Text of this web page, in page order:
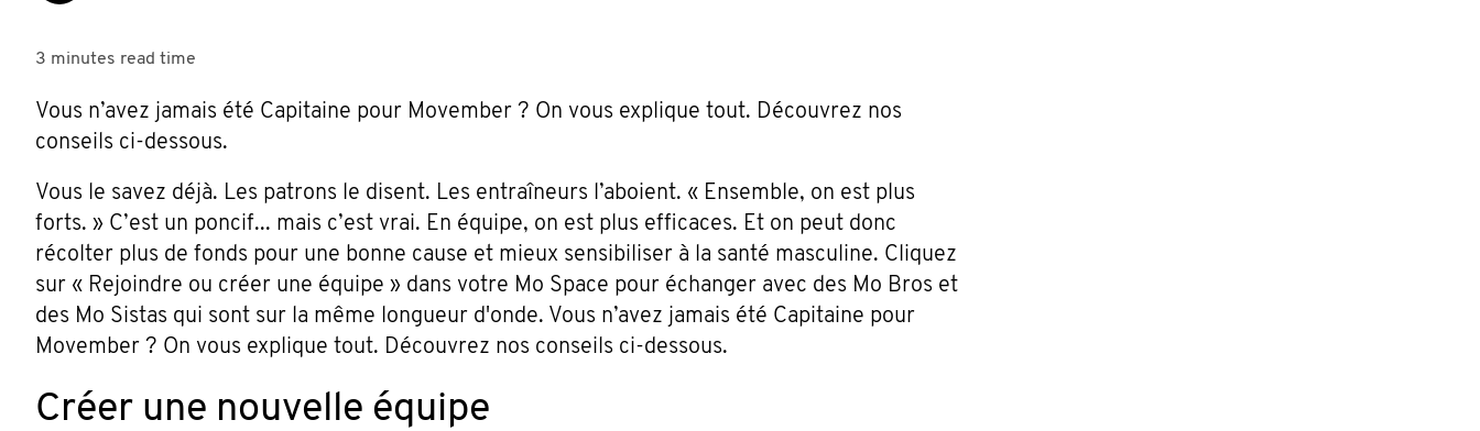
3 minutes read time
Vous n’avez jamais été Capitaine pour Movember ? On vous explique tout. Découvrez nos
conseils ci-dessous.
Vous le savez déjà. Les patrons le disent. Les entraîneurs l’aboient. « Ensemble, on est plus
forts. » C’est un poncif... mais c’est vrai. En équipe, on est plus efficaces. Et on peut donc
récolter plus de fonds pour une bonne cause et mieux sensibiliser à la santé masculine. Cliquez
sur « Rejoindre ou créer une équipe » dans votre Mo Space pour échanger avec des Mo Bros et
des Mo Sistas qui sont sur la même longueur d'onde. Vous n’avez jamais été Capitaine pour
Movember ? On vous explique tout. Découvrez nos conseils ci-dessous.
Créer une nouvelle équipe